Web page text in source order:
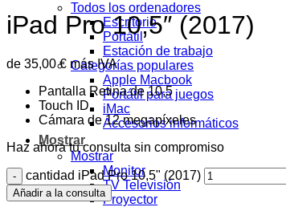
Todos los ordenadores
Escritorio
Portátil
Estación de trabajo
Categorías populares
Apple Macbook
Portátil para juegos
iMac
Accesorios informáticos
Mostrar
Mostrar
Monitor
TV Televisión
Proyector
iPad Pro 10,5″ (2017)
de 35,00€ más IVA
Pantalla Retina de 10,5
Touch ID
Cámara de 12 megapíxeles
Haz ahora tu consulta sin compromiso
cantidad iPad Pro 10,5" (2017)
Añadir a la consulta